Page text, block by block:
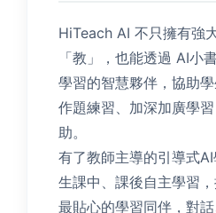
HiTeach AI 不只擁有強
「教」，也能透過 AI小
學習的智慧夥伴，協助學
作題練習、加深加廣學
助。
有了教師主導的引導式
生課中、課後自主學習，
最貼心的學習同伴，對